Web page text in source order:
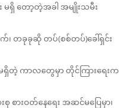
ရှိ တော့တဲ့အခါ အမျိုးသမီး
၊ တခုခုဆို တပ်(စစ်တပ်)ခေါ်ရှင်း
ရှိတဲ့ ကာလတွေမှာ တိုင်ကြားရေးက
ားဝတ်နေရေး အဆင်မပြေမှာ၊